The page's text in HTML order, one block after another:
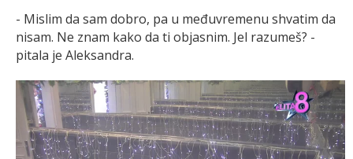
- Mislim da sam dobro, pa u međuvremenu shvatim da
nisam. Ne znam kako da ti objasnim. Jel razumeš? -
pitala je Aleksandra.